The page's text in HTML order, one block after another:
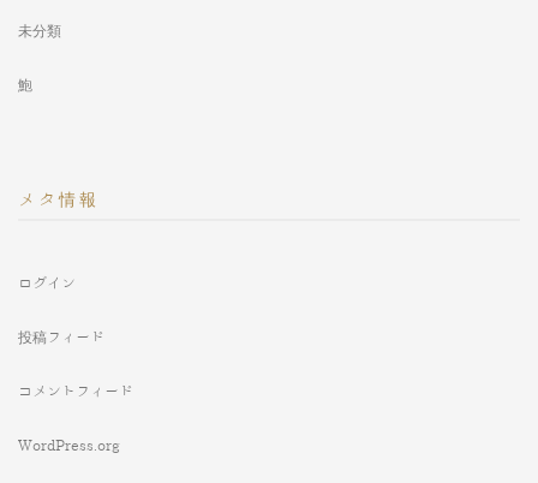
未分類
鮑
メタ情報
ログイン
投稿フィード
コメントフィード
WordPress.org